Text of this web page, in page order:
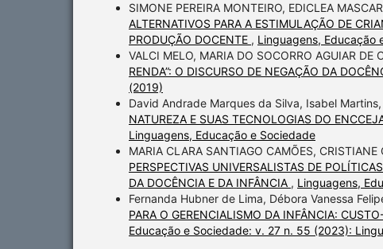
SIMONE PEREIRA MONTEIRO, EDICLEA
ALTERNATIVOS PARA A ESTIMULAÇÃO DE
PRODUÇÃO DOCENTE , Linguagens, Educação
VALCI MELO, MARIA DO SOCORRO AGUIAR DE
RENDA”: O DISCURSO DE NEGAÇÃO DA
(2019)
David Andrade Marques da Silva, Isabel Martins,
NATUREZA E SUAS TECNOLOGIAS DO
Linguagens, Educação e Sociedade
MARIA CLARA SANTIAGO CAMÕES, CRISTIANE
PERSPECTIVAS UNIVERSALISTAS DE
DA DOCÊNCIA E DA INFÂNCIA , Linguagens,
Fernanda Hubner de Lima, Débora Vanessa
PARA O GERENCIALISMO DA INFÂNCIA:
Educação e Sociedade: v. 27 n. 55 (2023):